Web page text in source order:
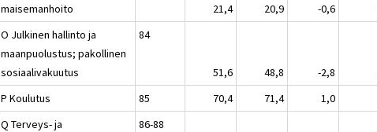
maisemanhoito
21,4
20,9 -0,6
O Julkinen hallinto ja
maanpuolustus; pakollinen
sosiaalivakuutus
84
51,6 48,8 -2,8
P Koulutus
85 70,4 71,4 1,0
Q Terveys- ja
86-88